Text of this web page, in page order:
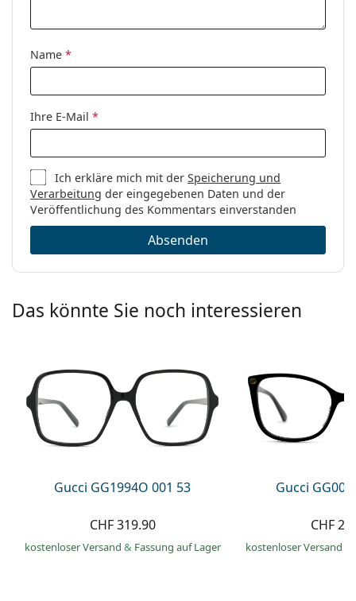
Name *
Ihre E-Mail *
Ich erkläre mich mit derSpeicherung und
Verarbeitung der eingegebenen Daten und der
Veröffentlichung des Kommentars einverstanden
Absenden
Das könnte Sie noch interessieren
Gucci GG1994O 001 53
CHF 319.90
kostenloser Versand & Fassung auf Lager
Gucci
CHF
kostenloser Versand